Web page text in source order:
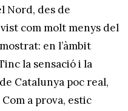
Nord, des de
com molt menys del
en l’àmbit
la sensació i la
Catalunya poc real,
a prova, estic